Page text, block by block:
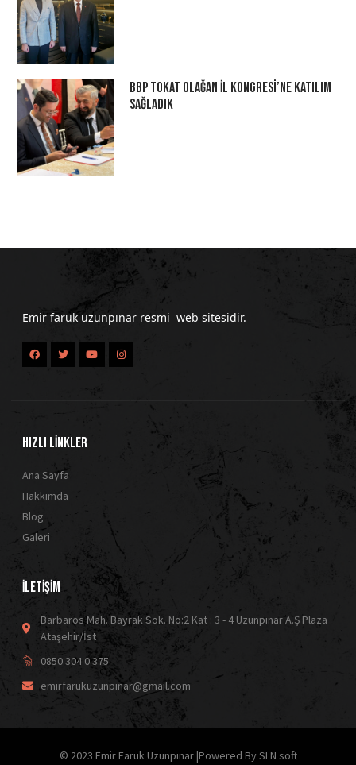
BBP Tokat Olağan İl Kongresi’ne Katılım
Sağladık
Emir faruk uzunpınar resmi web sitesidir.
HIZLI LİNKLER
Ana Sayfa
Hakkımda
Blog
Galeri
İLETİŞİM
Barbaros Mah. Bayrak Sok. No:2 Kat : 3 - 4 Uzunpınar A.Ş Plaza
Ataşehir/İst
0850 304 0 375
emirfarukuzunpinar@gmail.com
© 2023 Emir Faruk Uzunpınar |Powered By SLN soft